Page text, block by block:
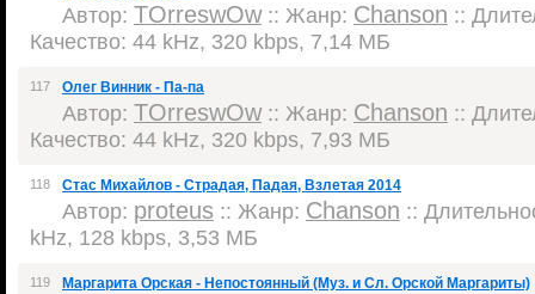
Автор: TOrreswOw:: Жанр: Chanson ::
Качество: 44 kHz, 320 kbps, 7,14 МБ
117 Олег Винник - Па-па
Автор: TOrreswOw:: Жанр: Chanson ::
Качество: 44 kHz, 320 kbps, 7,93 МБ
118 Стас Михайлов - Страдая, Падая, Взлетая 2014
Автор: proteus :: Жанр: Chanson ::
kHz, 128 kbps, 3,53 МБ
119 Маргарита Орская - Непостоянный (Муз. и Сл. Орской Маргариты)